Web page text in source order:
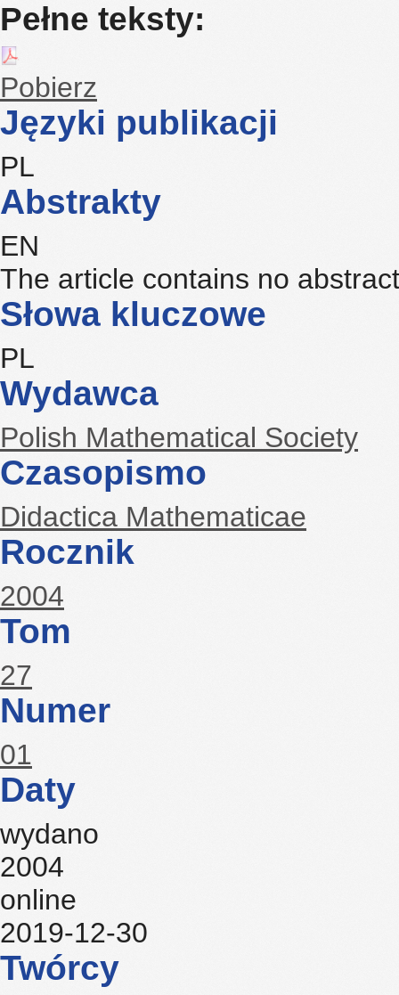
Pełne teksty:
Pobierz
Języki publikacji
PL
Abstrakty
EN
The article contains no abstract
Słowa kluczowe
PL
Wydawca
Polish Mathematical Society
Czasopismo
Didactica Mathematicae
Rocznik
2004
Tom
27
Numer
01
Daty
wydano
2004
online
2019-12-30
Twórcy